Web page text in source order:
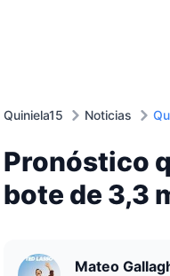
Quiniela15 Noticias
Pronóstico
bote de 3,3
Mateo